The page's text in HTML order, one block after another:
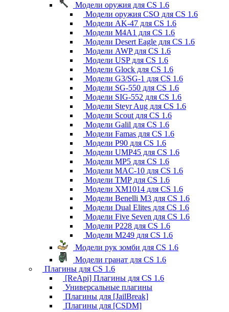
Модели оружия для CS 1.6
Модели оружия CSO для CS 1.6
Модели AK-47 для CS 1.6
Модели M4A1 для CS 1.6
Модели Desert Eagle для CS 1.6
Модели AWP для CS 1.6
Модели USP для CS 1.6
Модели Glock для CS 1.6
Модели G3/SG-1 для CS 1.6
Модели SG-550 для CS 1.6
Модели SIG-552 для CS 1.6
Модели Steyr Aug для CS 1.6
Модели Scout для CS 1.6
Модели Galil для CS 1.6
Модели Famas для CS 1.6
Модели P90 для CS 1.6
Модели UMP45 для CS 1.6
Модели MP5 для CS 1.6
Модели MAC-10 для CS 1.6
Модели TMP для CS 1.6
Модели XM1014 для CS 1.6
Модели Benelli M3 для CS 1.6
Модели Dual Elites для CS 1.6
Модели Five Seven для CS 1.6
Модели P228 для CS 1.6
Модели M249 для CS 1.6
Модели рук зомби для CS 1.6
Модели гранат для CS 1.6
Плагины для CS 1.6
[ReApi] Плагины для CS 1.6
Универсальные плагины
Плагины для [JailBreak]
Плагины для [CSDM]